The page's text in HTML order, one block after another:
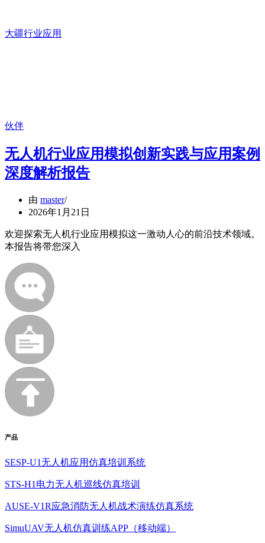
大疆行业应用
伙伴
无人机行业应用模拟创新实践与应用案例
深度解析报告
由 master
2026年1月21日
欢迎探索无人机行业应用模拟这一激动人心的前沿技术领域。
本报告将带您深入
产品
SESP-U1无人机应用仿真培训系统
STS-H1电力无人机巡线仿真培训
AUSE-V1R应急消防无人机战术演练仿真系统
SimuUAV无人机仿真训练APP（移动端）